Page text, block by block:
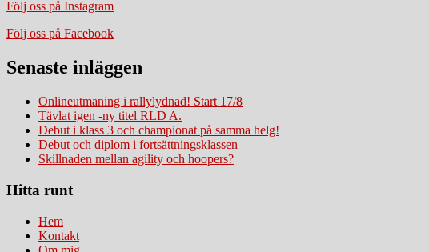
Följ oss på Instagram
Följ oss på Facebook
Senaste inläggen
Onlineutmaning i rallylydnad! Start 17/8
Tävlat igen -ny titel RLD A.
Debut i klass 3 och championat på samma helg!
Debut och diplom i fortsättningsklassen
Skillnaden mellan agility och hoopers?
Hitta runt
Hem
Kontakt